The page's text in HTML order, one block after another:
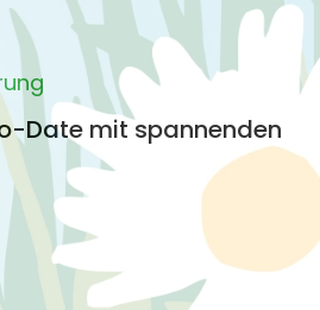
Date mit spannenden